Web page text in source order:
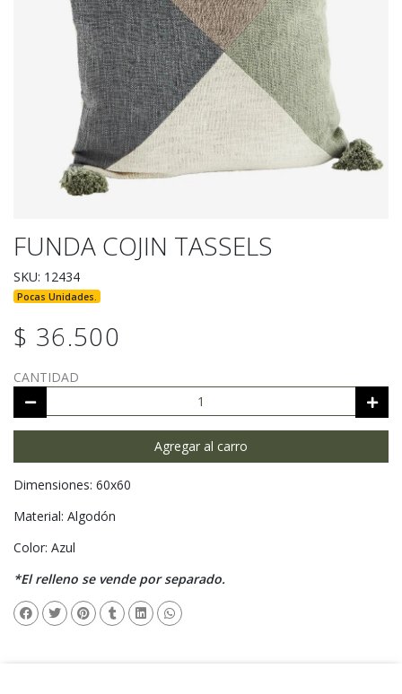
FUNDA COJIN TASSELS
SKU: 12434
Pocas Unidades.
$ 36.500
CANTIDAD
Agregar al carro
Dimensiones: 60x60
Material: Algodón
Color: Azul
*El relleno se vende por separado.